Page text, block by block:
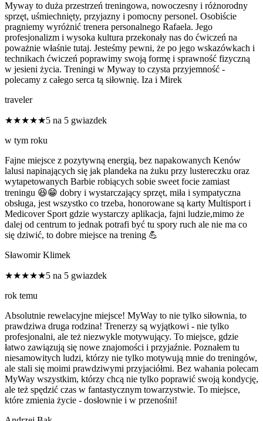
Myway to duża przestrzeń treningowa, nowoczesny i różnorodny
sprzęt, uśmiechnięty, przyjazny i pomocny personel. Osobiście
pragniemy wyróżnić trenera personalnego Rafaela. Jego
profesjonalizm i wysoka kultura przekonały nas do ćwiczeń na
poważnie właśnie tutaj. Jesteśmy pewni, że po jego wskazówkach i
technikach ćwiczeń poprawimy swoją formę i sprawność fizyczną
w jesieni życia. Treningi w Myway to czysta przyjemność -
polecamy z całego serca tą siłownię. Iza i Mirek
traveler
★★★★★5 na 5 gwiazdek
w tym roku
Fajne miejsce z pozytywną energią, bez napakowanych Kenów
lalusi napinających się jak plandeka na żuku przy lustereczku oraz
wytapetowanych Barbie robiących sobie sweet focie zamiast
treningu 😆😁 dobry i wystarczający sprzęt, miła i sympatyczna
obsługa, jest wszystko co trzeba, honorowane są karty Multisport i
Medicover Sport gdzie wystarczy aplikacja, fajni ludzie,mimo że
dalej od centrum to jednak potrafi być tu spory ruch ale nie ma co
się dziwić, to dobre miejsce na trening 💪
Sławomir Klimek
★★★★★5 na 5 gwiazdek
rok temu
Absolutnie rewelacyjne miejsce! MyWay to nie tylko siłownia, to
prawdziwa druga rodzina! Trenerzy są wyjątkowi - nie tylko
profesjonalni, ale też niezwykle motywujący. To miejsce, gdzie
łatwo zawiązują się nowe znajomości i przyjaźnie. Poznałem tu
niesamowitych ludzi, którzy nie tylko motywują mnie do treningów,
ale stali się moimi prawdziwymi przyjaciółmi. Bez wahania polecam
MyWay wszystkim, którzy chcą nie tylko poprawić swoją kondycję,
ale też spędzić czas w fantastycznym towarzystwie. To miejsce,
które zmienia życie - dosłownie i w przenośni!